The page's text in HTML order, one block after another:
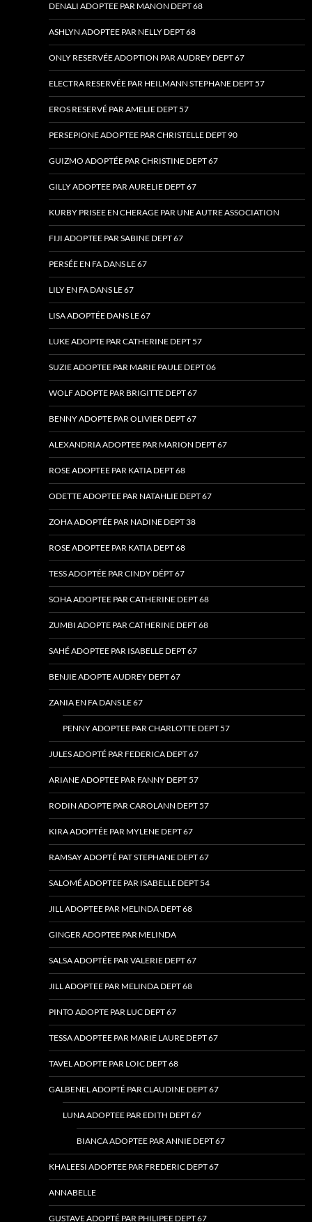
DENALI ADOPTEE PAR MANON DEPT 68
ASHLYN ADOPTEE PAR NELLY DEPT 68
ONLY RESERVÉE ADOPTION PAR AUDREY DEPT 67
ELECTRA RESERVÉE PAR HEILMANN STEPHANE DEPT 57
EROS RESERVÉ PAR AMELIE DEPT 57
PERSEPIONE ADOPTEE PAR CHRISTELLE DEPT 90
GUIZMO ADOPTÉE PAR CHRISTINE DEPT 67
GILLY ADOPTEE PAR AURELIE DEPT 67
KURBY PRISEE EN CHERAGE PAR UNE AUTRE ASSOCIATION
FIJI ADOPTEE PAR SABINE DEPT 67
PERSÉE EN FA DANS LE 67
LILY EN FA DANS LE 67
LISA ADOPTÉE DANS LE 67
LUKE ADOPTE PAR CATHERINE DEPT 57
SUZIE ADOPTEE PAR MARIE PAULE DEPT 06
WOLF ADOPTE PAR BRIGITTE DEPT 67
BENNY ADOPTE PAR OLIVIER DEPT 67
ALEXANDRIA ADOPTEE PAR MARION DEPT 67
ROSE ADOPTEE PAR KATIA DEPT 68
ODETTE ADOPTEE PAR NATAHLIE DEPT 67
ZOHA ADOPTÉE PAR NADINE DEPT 38
ROSE ADOPTEE PAR KATIA DEPT 68
TESS ADOPTÉE PAR CINDY DÉPT 67
SOHA ADOPTEE PAR CATHERINE DEPT 68
ZUMBI ADOPTE PAR CATHERINE DEPT 68
SAHÉ ADOPTEE PAR ISABELLE DEPT 67
BENJIE ADOPTE AUDREY DEPT 67
ZANIA EN FA DANS LE 67
PENNY ADOPTEE PAR CHARLOTTE DEPT 57
JULES ADOPTÉ PAR FEDERICA DEPT 67
ARIANE ADOPTEE PAR FANNY DEPT 57
RODIN ADOPTE PAR CAROLANN DEPT 57
KIRA ADOPTÉE PAR MYLENE DEPT 67
RAMSAY ADOPTÉ PAT STEPHANE DEPT 67
SALOMÉ ADOPTEE PAR ISABELLE DEPT 54
JILL ADOPTEE PAR MELINDA DEPT 68
GINGER ADOPTEE PAR MELINDA
SALSA ADOPTÉE PAR VALERIE DEPT 67
JILL ADOPTEE PAR MELINDA DEPT 68
PINTO ADOPTE PAR LUC DEPT 67
TESSA ADOPTEE PAR MARIE LAURE DEPT 67
TAVEL ADOPTE PAR LOIC DEPT 68
GALBENEL ADOPTÉ PAR CLAUDINE DEPT 67
LUNA ADOPTEE PAR EDITH DEPT 67
BIANCA ADOPTEE PAR ANNIE DEPT 67
KHALEESI ADOPTEE PAR FREDERIC DEPT 67
ANNABELLE
GUSTAVE ADOPTÉ PAR PHILIPEE DEPT 67